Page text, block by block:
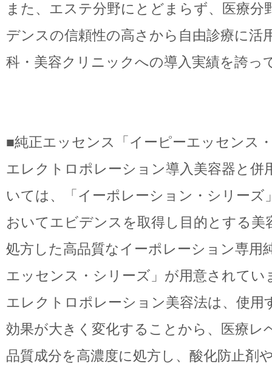
また、エステ分野にとどまらず、医療
デンスの信頼性の高さから自由診療に活
科・美容クリニックへの導入実績を誇っ
■純正エッセンス「イーピーエッセンス
エレクトロポレーション導入美容器と併
いては、「イーポレーション・シリーズ
おいてエビデンスを取得し目的とする美
処方した高品質なイーポレーション専用
エッセンス・シリーズ」が用意されてい
エレクトロポレーション美容法は、使
効果が大きく変化することから、医療レ
品質成分を高濃度に処方し、酸化防止剤